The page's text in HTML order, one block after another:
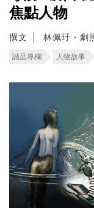
焦點人物
撰文 林佩玗・劇
誠品專欄 人物故事